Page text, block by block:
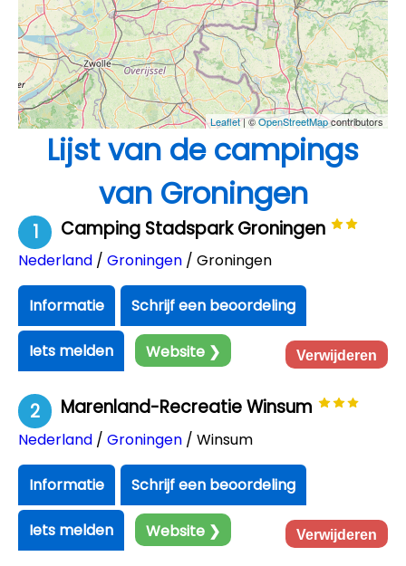
Leaflet| ©OpenStreetMapcontributors
Lijst van de campings
van Groningen
1 Camping Stadspark Groningen
Nederland / Groningen / Groningen
Informatie Schrijf een beoordeling
Iets melden Website ❯ Verwijderen
2 Marenland-Recreatie Winsum
Nederland / Groningen / Winsum
Informatie Schrijf een beoordeling
Iets melden Website ❯ Verwijderen